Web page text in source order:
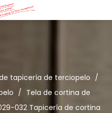
tapicería de terciopelo /
/ Tela de cortina de
032 Tapicería de cortina